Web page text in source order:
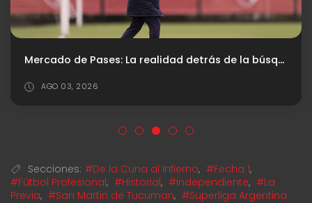
Mercado de Pases: La realidad detrás de la búsqueda del central
AGO 03, 2026
Secciones: #De la Cuna al Infierno, #Fecha 1,
#Fútbol Profesional, #Historial, #Independiente, #La
Previa, #San Martin de Tucuman, #Superliga Argentina